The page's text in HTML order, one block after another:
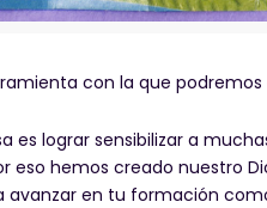
con la que
lograr sensibilizar a
eso hemos creado nuestro
en tu formación